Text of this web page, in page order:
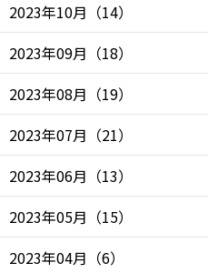
2023年10月 （14）
2023年09月 （18）
2023年08月 （19）
2023年07月 （21）
2023年06月 （13）
2023年05月 （15）
2023年04月 （6）